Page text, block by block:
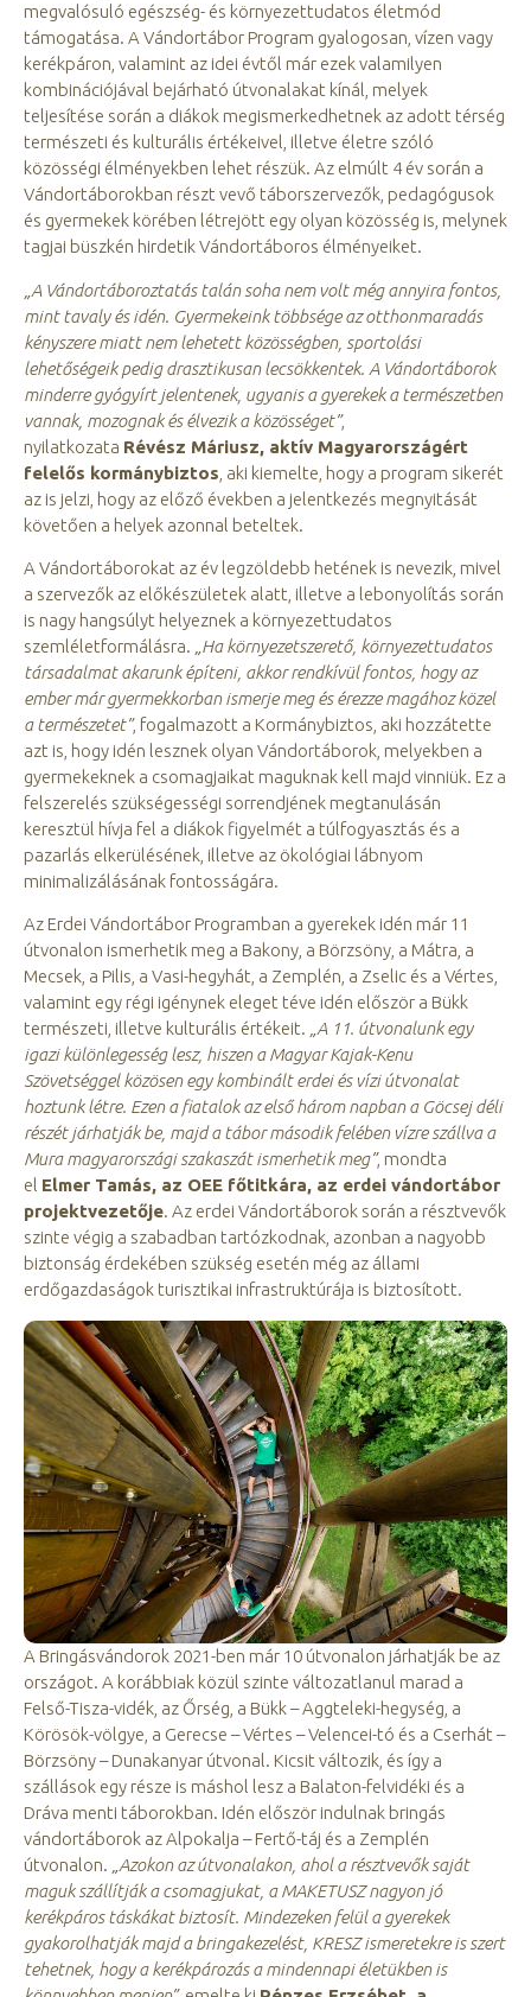
megvalósuló egészség- és környezettudatos életmód
támogatása. A Vándortábor Program gyalogosan, vízen vagy
kerékpáron, valamint az idei évtől már ezek valamilyen
kombinációjával bejárható útvonalakat kínál, melyek
teljesítése során a diákok megismerkedhetnek az adott térség
természeti és kulturális értékeivel, illetve életre szóló
közösségi élményekben lehet részük. Az elmúlt 4 év során a
Vándortáborokban részt vevő táborszervezők, pedagógusok
és gyermekek körében létrejött egy olyan közösség is, melynek
tagjai büszkén hirdetik Vándortáboros élményeiket.
„A Vándortáboroztatás talán soha nem volt még annyira fontos,
mint tavaly és idén. Gyermekeink többsége az otthonmaradás
kényszere miatt nem lehetett közösségben, sportolási
lehetőségeik pedig drasztikusan lecsökkentek. A Vándortáborok
minderre gyógyírt jelentenek, ugyanis a gyerekek a természetben
vannak, mozognak és élvezik a közösséget”,
nyilatkozata Révész Máriusz, aktív Magyarországért
felelős kormánybiztos , aki kiemelte, hogy a program sikerét
az is jelzi, hogy az előző években a jelentkezés megnyitását
követően a helyek azonnal beteltek.
A Vándortáborokat az év legzöldebb hetének is nevezik, mivel
a szervezők az előkészületek alatt, illetve a lebonyolítás során
is nagy hangsúlyt helyeznek a környezettudatos
szemléletformálásra.
„Ha környezetszerető, környezettudatos
társadalmat akarunk építeni, akkor rendkívül fontos, hogy az
ember már gyermekkorban ismerje meg és érezze magához közel
a természetet”, fogalmazott a Kormánybiztos, aki hozzátette
azt is, hogy idén lesznek olyan Vándortáborok, melyekben a
gyermekeknek a csomagjaikat maguknak kell majd vinniük. Ez a
felszerelés szükségességi sorrendjének megtanulásán
keresztül hívja fel a diákok figyelmét a túlfogyasztás és a
pazarlás elkerülésének, illetve az ökológiai lábnyom
minimalizálásának fontosságára.
Az Erdei Vándortábor Programban a gyerekek idén már 11
útvonalon ismerhetik meg a Bakony, a Börzsöny, a Mátra, a
Mecsek, a Pilis, a Vasi-hegyhát, a Zemplén, a Zselic és a Vértes,
valamint egy régi igénynek eleget téve idén először a Bükk
természeti, illetve kulturális értékeit.
„A 11. útvonalunk egy
igazi különlegesség lesz, hiszen a Magyar Kajak-Kenu
Szövetséggel közösen egy kombinált erdei és vízi útvonalat
hoztunk létre. Ezen a fiatalok az első három napban a Göcsej déli
részét járhatják be, majd a tábor második felében vízre szállva a
Mura magyarországi szakaszát ismerhetik meg”, mondta
el Elmer Tamás, az OEE főtitkára, az erdei vándortábor
projektvezetője. Az erdei Vándortáborok során a résztvevők
szinte végig a szabadban tartózkodnak, azonban a nagyobb
biztonság érdekében szükség esetén még az állami
erdőgazdaságok turisztikai infrastruktúrája is biztosított.
A Bringásvándorok 2021-ben már 10 útvonalon járhatják be az
országot. A korábbiak közül szinte változatlanul marad a
Felső-Tisza-vidék, az Őrség, a Bükk – Aggteleki-hegység, a
Körösök-völgye, a Gerecse – Vértes – Velencei-tó és a Cserhát –
Börzsöny – Dunakanyar útvonal. Kicsit változik, és így a
szállások egy része is máshol lesz a Balaton-felvidéki és a
Dráva menti táborokban. Idén először indulnak bringás
vándortáborok az Alpokalja – Fertő-táj és a Zemplén
útvonalon.
„Azokon az útvonalakon, ahol a résztvevők saját
maguk szállítják a csomagjukat, a MAKETUSZ nagyon jó
kerékpáros táskákat biztosít. Mindezeken felül a gyerekek
gyakorolhatják majd a bringakezelést, KRESZ ismeretekre is szert
tehetnek, hogy a kerékpározás a mindennapi életükben is